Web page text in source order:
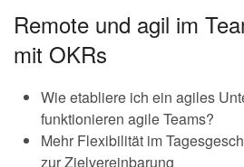
Remote und agil im
mit OKRs
Wie etabliere ich ein agiles
funktionieren agile Teams?
Mehr Flexibilität im
zur Zielvereinbarung